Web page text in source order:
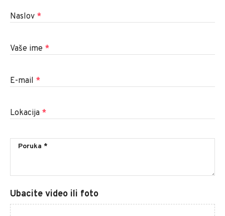
Naslov *
Vaše ime *
E-mail *
Lokacija *
Ubacite video ili foto